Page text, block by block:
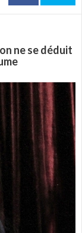
ne se déduit